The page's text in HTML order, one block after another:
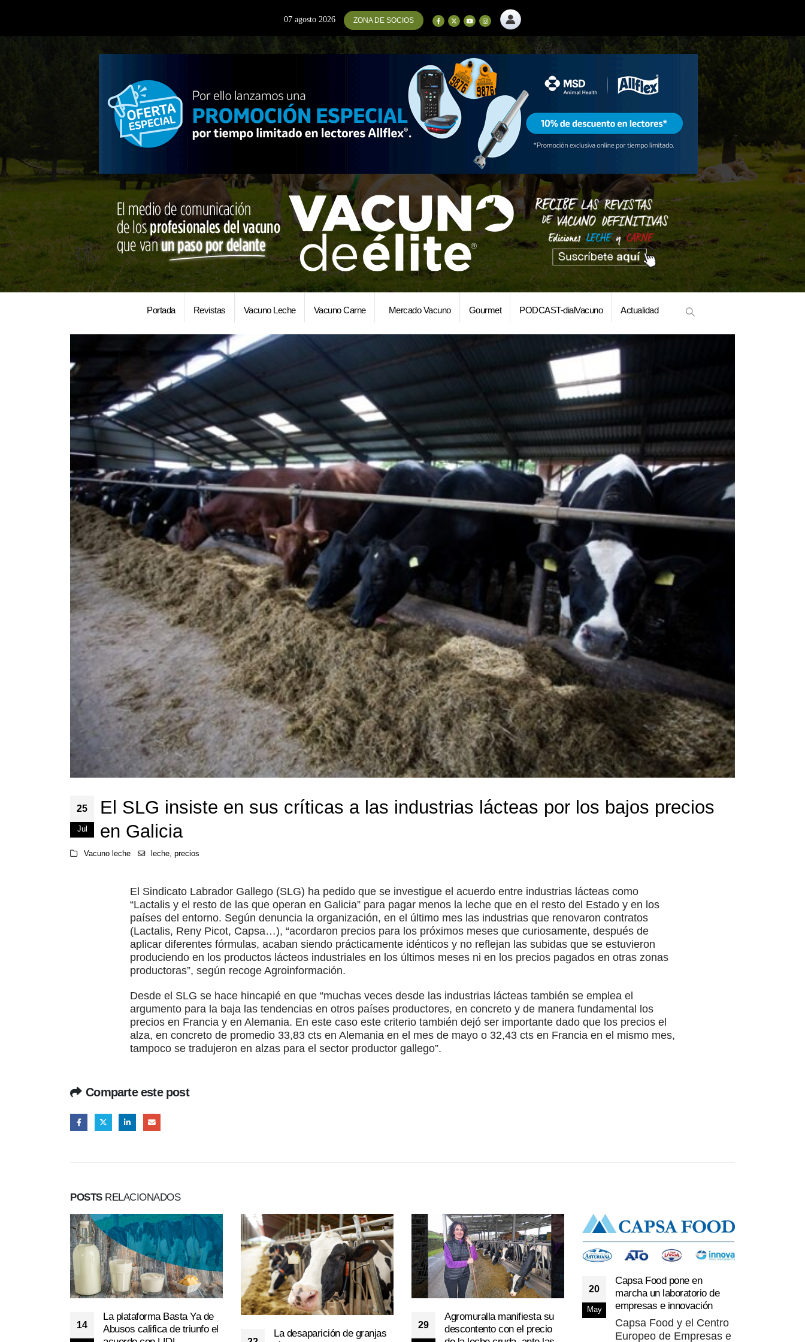
07 agosto 2026 ZONA DE SOCIOS
Portada Revistas Vacuno Leche Vacuno Carne Mercado Vacuno Gourmet PODCAST-dialVacuno Actualidad
25
Jul
El SLG insiste en sus críticas a las industrias lácteas por los bajos precios
en Galicia
Vacuno leche leche,precios
El Sindicato Labrador Gallego (SLG) ha pedido que se investigue el acuerdo entre industrias lácteas como
“Lactalis y el resto de las que operan en Galicia” para pagar menos la leche que en el resto del Estado y en los
países del entorno. Según denuncia la organización, en el último mes las industrias que renovaron contratos
(Lactalis, Reny Picot, Capsa…), “acordaron precios para los próximos meses que curiosamente, después de
aplicar diferentes fórmulas, acaban siendo prácticamente idénticos y no reflejan las subidas que se estuvieron
produciendo en los productos lácteos industriales en los últimos meses ni en los precios pagados en otras zonas
productoras”, según recoge Agroinformación.
Desde el SLG se hace hincapié en que “muchas veces desde las industrias lácteas también se emplea el
argumento para la baja las tendencias en otros países productores, en concreto y de manera fundamental los
precios en Francia y en Alemania. En este caso este criterio también dejó ser importante dado que los precios el
alza, en concreto de promedio 33,83 cts en Alemania en el mes de mayo o 32,43 cts en Francia en el mismo mes,
tampoco se tradujeron en alzas para el sector productor gallego”.
Comparte este post
POSTSRELACIONADOS
14
La plataforma Basta Ya de
Abusos califica de triunfo el
La desaparición de granjas
29
Agromuralla manifiesta su
descontento con el precio
20
May
Capsa Food pone en
marcha un laboratorio de
empresas e innovación
Capsa Food y el Centro
Europeo de Empresas e